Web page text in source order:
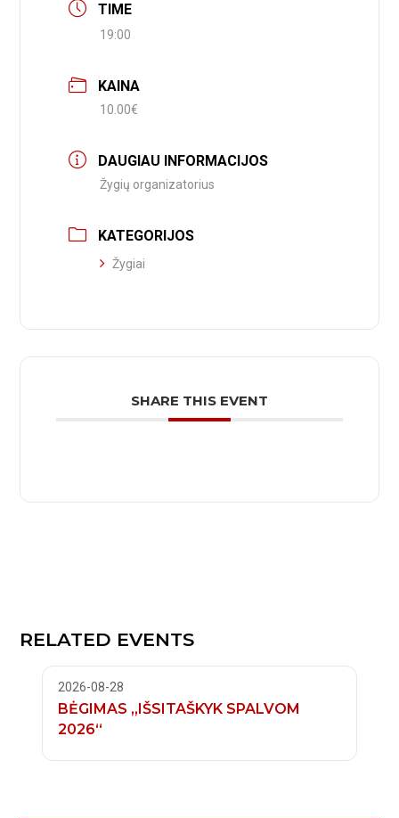
TIME
19:00
KAINA
10.00€
DAUGIAU INFORMACIJOS
Žygių organizatorius
KATEGORIJOS
Žygiai
SHARE THIS EVENT
RELATED EVENTS
2026-08-28
BĖGIMAS „IŠSITAŠKYK SPALVOM
2026“